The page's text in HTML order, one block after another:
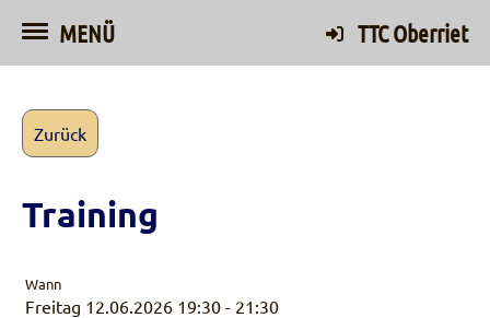
MENÜ TTC Oberriet
Zurück
Training
Wann
Freitag 12.06.2026 19:30 - 21:30